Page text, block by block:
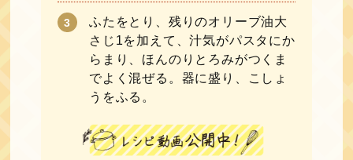
ふたをとり、残りのオリーブ油大
さじ1を加えて、汁気がパスタにか
らまり、ほんのりとろみがつくま
でよく混ぜる。器に盛り、こしょ
うをふる。